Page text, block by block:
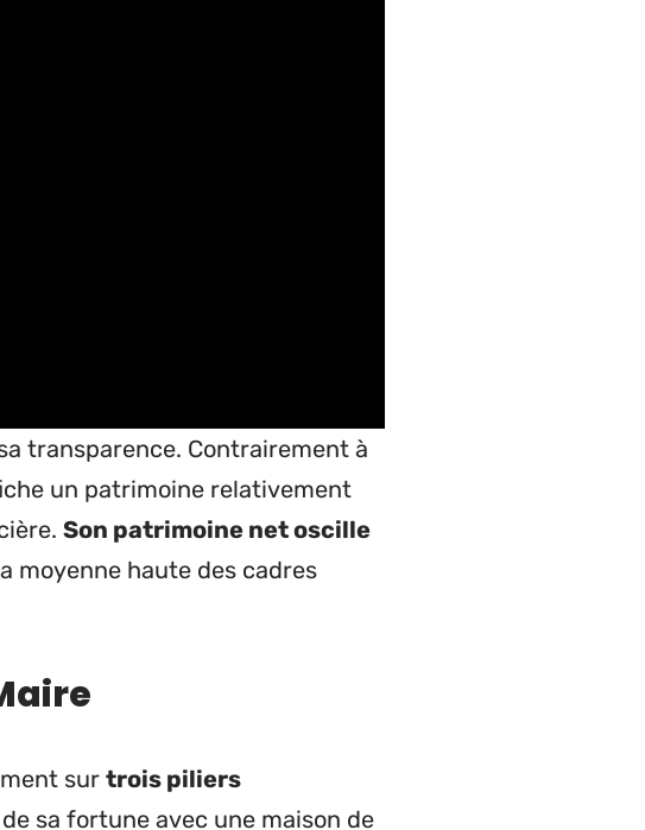
transparence. Contrairement à
un patrimoine relativement
Son patrimoine net oscille
moyenne haute des cadres
sur trois piliers
sa fortune avec une maison de